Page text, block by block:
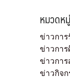
หมวดหมู่
ข่าวกา
ข่าวการ
ข่าวการ
ข่าวกิจก